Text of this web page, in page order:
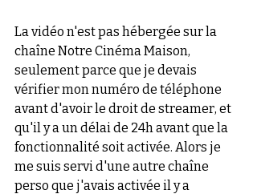
La vidéo n'est pas hébergée sur la
chaîne Notre Cinéma Maison,
seulement parce que je devais
vérifier mon numéro de téléphone
avant d'avoir le droit de streamer, et
qu'il y a un délai de 24h avant que la
fonctionnalité soit activée. Alors je
me suis servi d'une autre chaîne
perso que j'avais activée il y a